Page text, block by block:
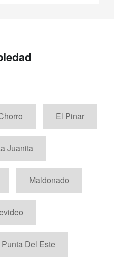
El Pinar
Juanita
Maldonado
Punta Del Este